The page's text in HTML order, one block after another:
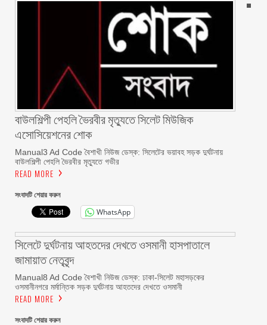
বাউলশিল্পী পেহলি ভৈরবীর মৃত্যুতে সিলেট মিউজিক
এসোসিয়েশনের শোক
Manual3 Ad Code বৈশাখী নিউজ ডেস্ক: সিলেটের ভয়াবহ সড়ক দুর্ঘটনায়
বাউলশিল্পী পেহলি ভৈরবীর মৃত্যুতে গভীর
READ MORE
সংবাদটি শেয়ার করুন
WhatsApp
সিলেটে দুর্ঘটনায় আহতদের দেখতে ওসমানী হাসপাতালে
জামায়াত নেতৃবৃন্দ
Manual8 Ad Code বৈশাখী নিউজ ডেস্ক: ঢাকা-সিলেট মহাসড়কের
ওসমানীনগরে মর্মান্তিক সড়ক দুর্ঘটনায় আহতদের দেখতে ওসমানী
READ MORE
সংবাদটি শেয়ার করুন